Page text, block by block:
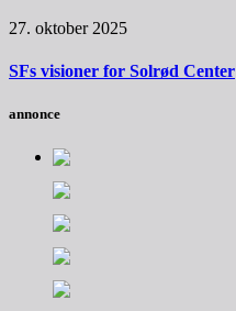
27. oktober 2025
SFs visioner for Solrød Center
annonce